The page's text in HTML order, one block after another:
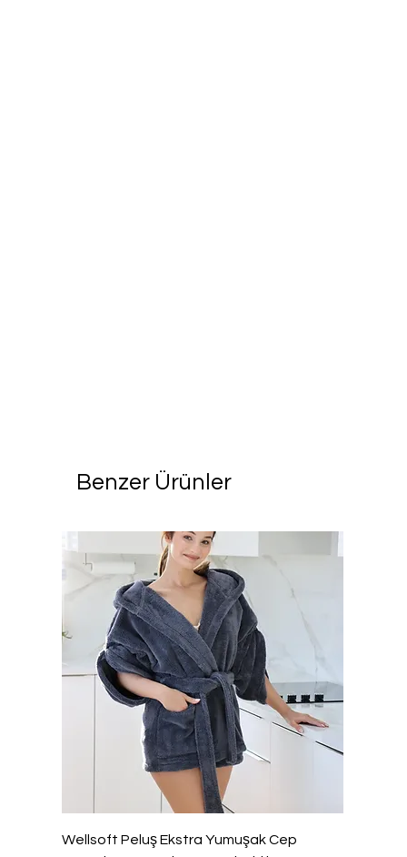
Benzer Ürünler
Wellsoft Peluş Ekstra Yumuşak Cep